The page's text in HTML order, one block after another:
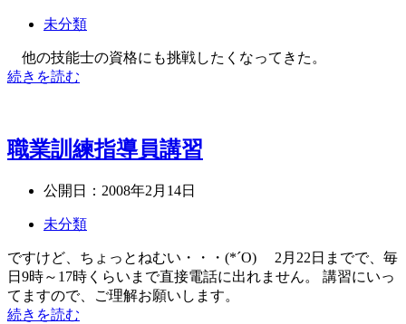
未分類
他の技能士の資格にも挑戦したくなってきた。
続きを読む
職業訓練指導員講習
公開日： 2008年2月14日
未分類
ですけど、ちょっとねむい・・・(*´O)ゞ 2月22日までで、毎
日9時～17時くらいまで直接電話に出れません。 講習にいっ
てますので、ご理解お願いします。
続きを読む